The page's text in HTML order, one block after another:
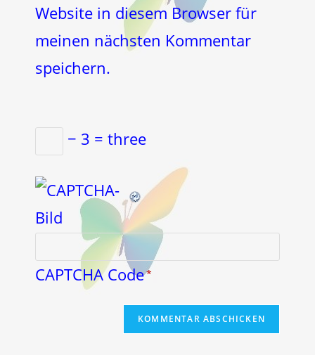
Website in diesem Browser für
meinen nächsten Kommentar
speichern.
− 3 = three
CAPTCHA Code*